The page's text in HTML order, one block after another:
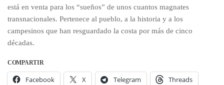
está en venta para los “sueños” de unos cuantos magnates
transnacionales. Pertenece al pueblo, a la historia y a los
campesinos que han resguardado la costa por más de cinco
décadas.
COMPARTIR
Facebook X Telegram Threads